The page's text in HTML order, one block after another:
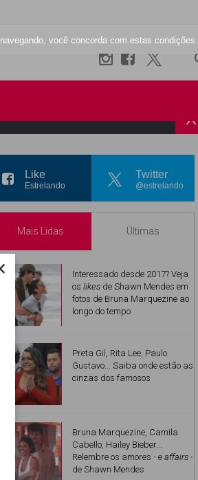
você concorda com estas condições.
X
Like
Estrelando
Twitter
@estrelando
Mais Lidas Últimas
Interessado desde 2017? Veja
os likes de Shawn Mendes em
fotos de Bruna Marquezine ao
longo do tempo
Preta Gil, Rita Lee, Paulo
Gustavo... Saiba onde estão as
cinzas dos famosos
Bruna Marquezine, Camila
Cabello, Hailey Bieber...
Relembre os amores - e affairs -
de Shawn Mendes
INSTAGRAM
ESTRELANDO
Desenvolvido por